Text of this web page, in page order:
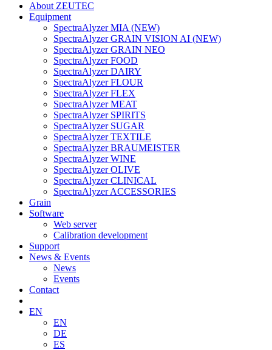
About ZEUTEC
Equipment
SpectraAlyzer MIA (NEW)
SpectraAlyzer GRAIN VISION AI (NEW)
SpectraAlyzer GRAIN NEO
SpectraAlyzer FOOD
SpectraAlyzer DAIRY
SpectraAlyzer FLOUR
SpectraAlyzer FLEX
SpectraAlyzer MEAT
SpectraAlyzer SPIRITS
SpectraAlyzer SUGAR
SpectraAlyzer TEXTILE
SpectraAlyzer BRAUMEISTER
SpectraAlyzer WINE
SpectraAlyzer OLIVE
SpectraAlyzer CLINICAL
SpectraAlyzer ACCESSORIES
Grain
Software
Web server
Calibration development
Support
News & Events
News
Events
Contact
EN
EN
DE
ES